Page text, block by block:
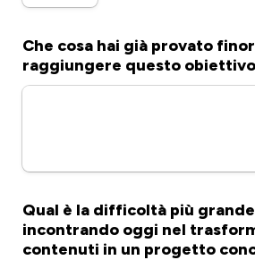
Che cosa hai già provato
raggiungere questo
Qual è la difficoltà più
incontrando oggi nel
contenuti in un progetto